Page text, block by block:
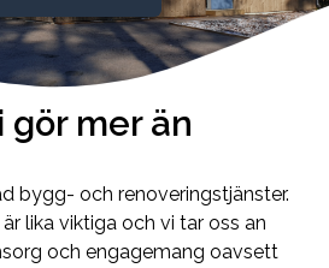
gör mer än
bygg- och renoveringstjänster.
lika viktiga och vi tar oss an
och engagemang oavsett